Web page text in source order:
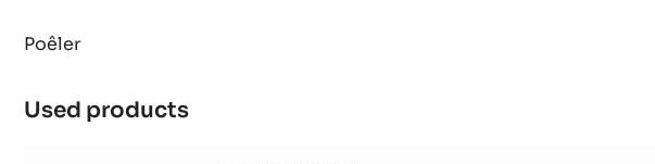
Poêler
Used products